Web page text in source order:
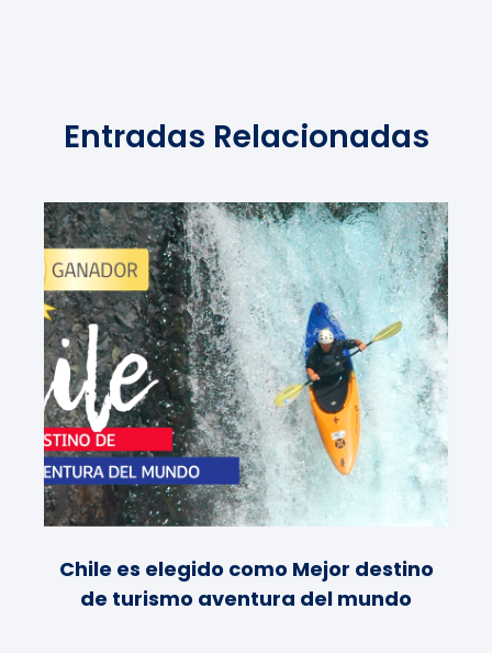
Entradas Relacionadas
Chile es elegido como Mejor destino
de turismo aventura del mundo